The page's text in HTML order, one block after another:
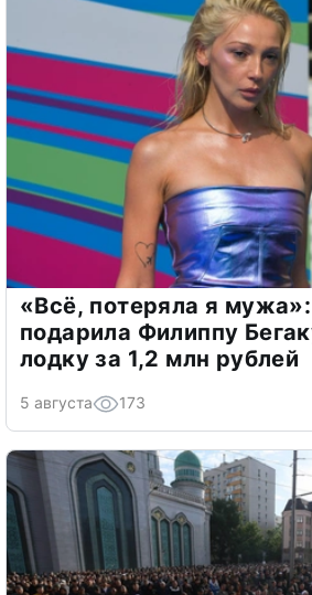
«Всё, потеряла я
подарила Филиппу
лодку за 1,2 млн рублей
5 августа 173